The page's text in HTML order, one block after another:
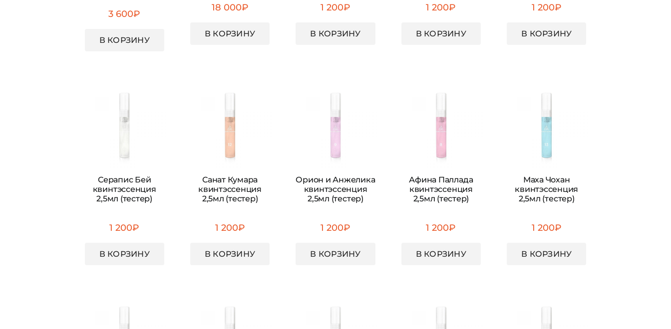
3 600₽
В КОРЗИНУ
18 000₽
В КОРЗИНУ
1 200₽
В КОРЗИНУ
1 200₽
В КОРЗИНУ
1 200₽
В КОРЗИНУ
Серапис Бей
квинтэссенция
2,5мл (тестер)
1 200₽
В КОРЗИНУ
Санат Кумара
квинтэссенция
2,5мл (тестер)
1 200₽
В КОРЗИНУ
Орион и Анжелика
квинтэссенция
2,5мл (тестер)
1 200₽
В КОРЗИНУ
Афина Паллада
квинтэссенция
2,5мл (тестер)
1 200₽
В КОРЗИНУ
Маха Чохан
квинтэссенция
2,5мл (тестер)
1 200₽
В КОРЗИНУ